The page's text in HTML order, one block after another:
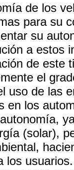
de los
para su
su
a estos
de este
el
uso de las
en los
(solar),
los